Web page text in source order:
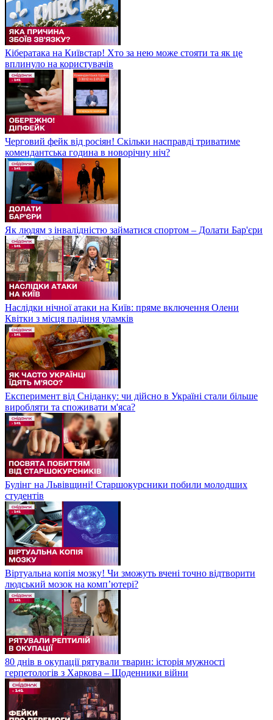
Кібератака на Київстар! Хто за нею може стояти та як це
вплинуло на користувачів
Черговий фейк від росіян! Скільки насправді триватиме
комендантська година в новорічну ніч?
Як людям з інвалідністю займатися спортом – Долати Бар'єри
Наслідки нічної атаки на Київ: пряме включення Олени
Квітки з місця падіння уламків
Експеримент від Сніданку: чи дійсно в Україні стали більше
виробляти та споживати м'яса?
Булінг на Львівщині! Старшокурсники побили молодших
студентів
Віртуальна копія мозку! Чи зможуть вчені точно відтворити
людський мозок на компʼютері?
80 днів в окупації рятували тварин: історія мужності
герпетологів з Харкова – Щоденники війни